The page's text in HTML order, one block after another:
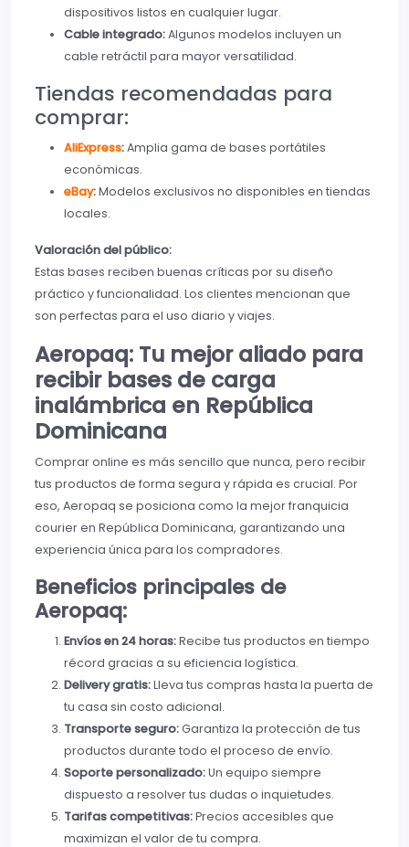
dispositivos listos en cualquier lugar.
Cable integrado:Algunos modelos incluyen un
cable retráctil para mayor versatilidad.
Tiendas recomendadas para
comprar:
AliExpress:Amplia gama de bases portátiles
económicas.
eBay:Modelos exclusivos no disponibles en tiendas
locales.
Valoración del público:
Estas bases reciben buenas críticas por su diseño
práctico y funcionalidad. Los clientes mencionan que
son perfectas para el uso diario y viajes.
Aeropaq: Tu mejor aliado para
recibir bases de carga
inalámbrica en República
Dominicana
Comprar online es más sencillo que nunca, pero recibir
tus productos de forma segura y rápida es crucial. Por
eso, Aeropaq se posiciona como la mejor franquicia
courier en República Dominicana, garantizando una
experiencia única para los compradores.
Beneficios principales de
Aeropaq:
Envíos en 24 horas:Recibe tus productos en tiempo
récord gracias a su eficiencia logística.
Delivery gratis:Lleva tus compras hasta la puerta de
tu casa sin costo adicional.
Transporte seguro:Garantiza la protección de tus
productos durante todo el proceso de envío.
Soporte personalizado:Un equipo siempre
dispuesto a resolver tus dudas o inquietudes.
Tarifas competitivas:Precios accesibles que
maximizan el valor de tu compra.